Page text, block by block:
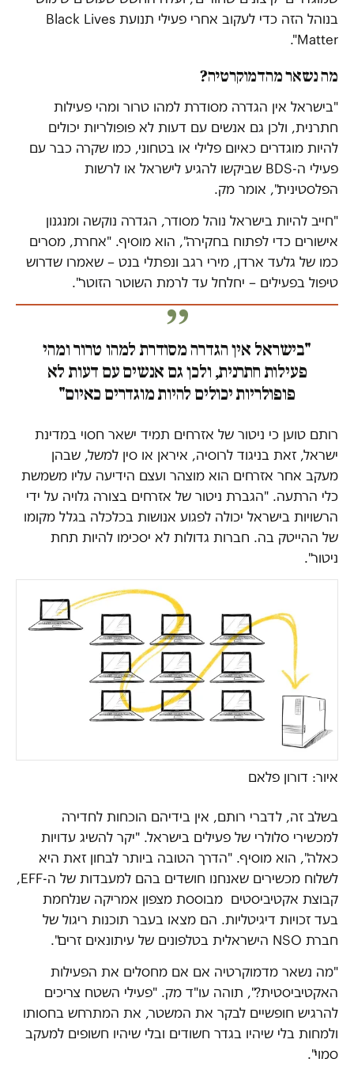
בנוהל הזה כדי לעקוב אחרי פעילי תנועת Black Lives
Matter".
מה נשאר מהדמוקרטיה?
"בישראל אין הגדרה מסודרת למהו טרור ומהי פעילות
חתרנית, ולכן גם אנשים עם דעות לא פופולריות יכולים
להיות מוגדרים כאיום פלילי או בטחוני, כמו שקרה כבר עם
פעילי ה-BDS שביקשו להגיע לישראל או לרשות
הפלסטינית", אומר מק.
"חייב להיות בישראל נוהל מסודר, הגדרה נוקשה ומנגנון
אישורים כדי לפתוח בחקירה", הוא מוסיף. "אחרת, מסרים
כמו של גלעד ארדן, מירי רגב ונפתלי בנט – שאמרו שדרוש
טיפול בפעילים – יחלחל עד לרמת השוטר הזוטר".
"בישראל אין הגדרה מסודרת למהו טרור ומהי
פעילות חתרנית, ולכן גם אנשים עם דעות לא
פופולריות יכולים להיות מוגדרים כאיום"
רותם טוען כי ניטור של אזרחים תמיד ישאר חסוי במדינת
ישראל, זאת בניגוד לרוסיה, איראן או סין למשל, שבהן
מעקב אחר אזרחים הוא מוצהר ועצם הידיעה עליו משמשת
כלי הרתעה. "הגברת ניטור של אזרחים בצורה גלויה על ידי
הרשויות בישראל יכולה לפגוע אנושות בכלכלה בגלל מקומו
של ההייטק בה. חברות גדולות לא יסכימו להיות תחת
ניטור".
איור: דורון פלאם
בשלב זה, לדברי רותם, אין בידיהם הוכחות לחדירה
למכשירי סלולרי של פעילים בישראל. "יקר להשיג עדויות
כאלה", הוא מוסיף. "הדרך הטובה ביותר לבחון זאת היא
לשלוח מכשירים שאנחנו חושדים בהם למעבדות של ה-EFF,
קבוצת אקטיביסטים מבוססת מצפון אמריקה שנלחמת
בעד זכויות דיגיטליות. הם מצאו בעבר תוכנות ריגול של
חברת NSO הישראלית בטלפונים של עיתונאים זרים".
"מה נשאר מדמוקרטיה אם אם מחסלים את הפעילות
האקטיביסטית?", תוהה עו"ד מק. "פעילי השטח צריכים
להרגיש חופשיים לבקר את המשטר, את המתרחש בחסותו
ולמחות בלי שיהיו בגדר חשודים ובלי שיהיו חשופים למעקב
סמוי".